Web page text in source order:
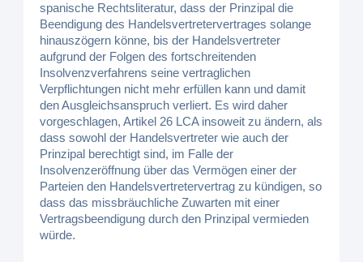
spanische Rechtsliteratur, dass der Prinzipal die
Beendigung des Handelsvertretervertrages solange
hinauszögern könne, bis der Handelsvertreter
aufgrund der Folgen des fortschreitenden
Insolvenzverfahrens seine vertraglichen
Verpflichtungen nicht mehr erfüllen kann und damit
den Ausgleichsanspruch verliert. Es wird daher
vorgeschlagen, Artikel 26 LCA insoweit zu ändern, als
dass sowohl der Handelsvertreter wie auch der
Prinzipal berechtigt sind, im Falle der
Insolvenzeröffnung über das Vermögen einer der
Parteien den Handelsvertretervertrag zu kündigen, so
dass das missbräuchliche Zuwarten mit einer
Vertragsbeendigung durch den Prinzipal vermieden
würde.